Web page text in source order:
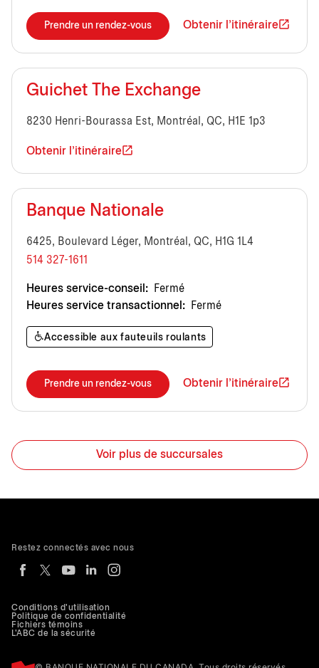
Prendre un rendez-vous Obtenir l'itinéraire
Guichet The Exchange
8230 Henri-Bourassa Est, Montréal, QC, H1E 1p3
Obtenir l'itinéraire
Banque Nationale
6425, Boulevard Léger, Montréal, QC, H1G 1L4
514 327-1611
Heures service-conseil:
Fermé
Heures service transactionnel:
Fermé
Accessible aux fauteuils roulants
Prendre un rendez-vous Obtenir l'itinéraire
Voir plus de succursales
Conditions d'utilisation
Politique de confidentialité
Fichiers témoins
L'ABC de la sécurité
Restez connectés avec nous